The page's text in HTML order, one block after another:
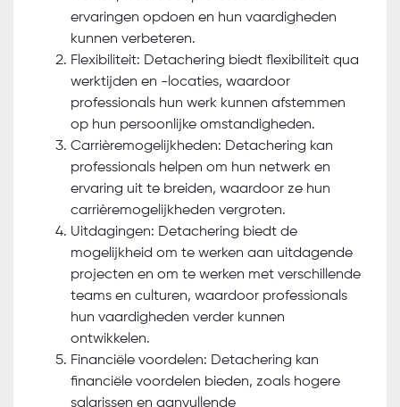
ervaringen opdoen en hun vaardigheden
kunnen verbeteren.
Flexibiliteit: Detachering biedt flexibiliteit qua
werktijden en -locaties, waardoor
professionals hun werk kunnen afstemmen
op hun persoonlijke omstandigheden.
Carrièremogelijkheden: Detachering kan
professionals helpen om hun netwerk en
ervaring uit te breiden, waardoor ze hun
carrièremogelijkheden vergroten.
Uitdagingen: Detachering biedt de
mogelijkheid om te werken aan uitdagende
projecten en om te werken met verschillende
teams en culturen, waardoor professionals
hun vaardigheden verder kunnen
ontwikkelen.
Financiële voordelen: Detachering kan
financiële voordelen bieden, zoals hogere
salarissen en aanvullende